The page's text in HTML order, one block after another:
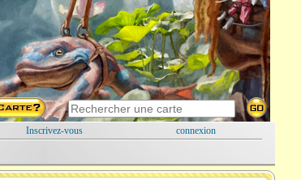
Inscrivez-vous
connexion